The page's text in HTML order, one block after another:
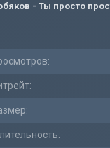
- Ты просто